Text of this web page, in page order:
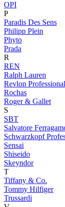
OPI
P
Paradis Des Sens
Philipp Plein
Phyto
Prada
R
REN
Ralph Lauren
Revlon Professional
Rochas
Roger & Gallet
S
SBT
Salvatore
Schwarzkopf
Sensai
Shiseido
Skeyndor
T
Tiffany & Co.
Tommy Hilfiger
Trussardi